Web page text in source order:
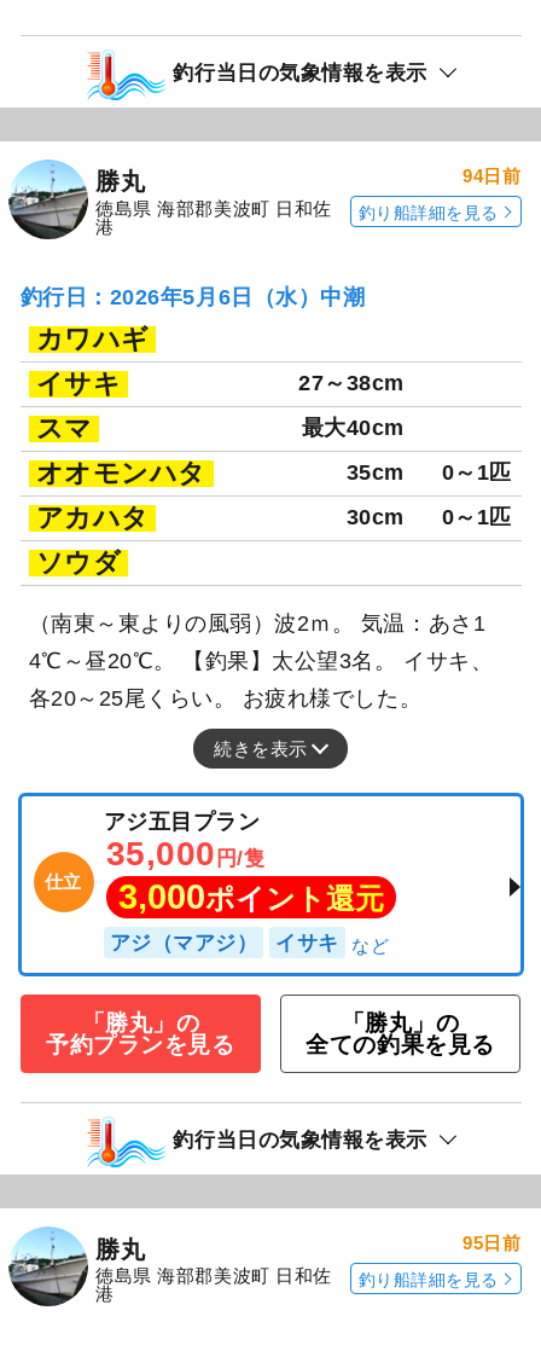
釣行当日の気象情報を表示
勝丸
徳島県 海部郡美波町 日和佐
港
94日前
釣り船詳細を見る
釣行日：2026年5月6日（水）中潮
カワハギ
イサキ
27～38cm
スマ 最大40cm
オオモンハタ 35cm 0～1匹
アカハタ 30cm 0～1匹
ソウダ
（南東～東よりの風弱）波2ｍ。 気温：あさ1
4℃～昼20℃。 【釣果】太公望3名。 イサキ、
各20～25尾くらい。 お疲れ様でした。
続きを表示
仕立
アジ五目プラン
35,000 円/隻
3,000ポイント還元
アジ（マアジ） イサキ
「勝丸」の
予約プランを見る
「勝丸」の
全ての釣果を見る
釣行当日の気象情報を表示
勝丸
徳島県 海部郡美波町 日和佐
港
95日前
釣り船詳細を見る